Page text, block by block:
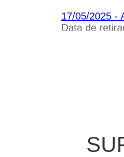
17/05/2025 -
Data de
03/04/2025
dia 28/02/
atividades
10/03/2025